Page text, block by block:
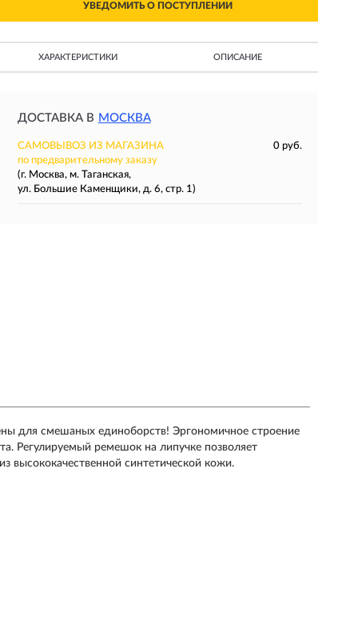
УВЕДОМИТЬ О ПОСТУПЛЕНИИ
ХАРАКТЕРИСТИКИ ОПИСАНИЕ
ДОСТАВКА В МОСКВА
САМОВЫВОЗ ИЗ МАГАЗИНА
0 руб.
по предварительному заказу
(г. Москва, м. Таганская,
ул. Большие Каменщики, д. 6, стр. 1)
для смешаных единоборств! Эргономичное строение
Регулируемый ремешок на липучке позволяет
высококачественной синтетической кожи.